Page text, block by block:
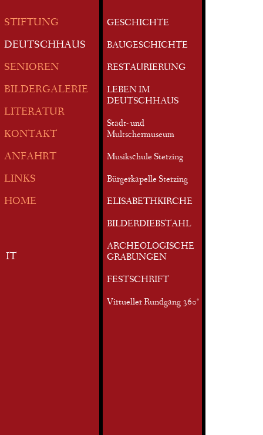
STIFTUNG
DEUTSCHHAUS
SENIOREN
BILDERGALERIE
LITERATUR
KONTAKT
ANFAHRT
LINKS
HOME
IT
GESCHICHTE
BAUGESCHICHTE
RESTAURIERUNG
LEBEN IM
DEUTSCHHAUS
Stadt- und
Multschermuseum
Musikschule Sterzing
Bürgerkapelle Sterzing
ELISABETHKIRCHE
BILDERDIEBSTAHL
ARCHEOLOGISCHE
GRABUNGEN
FESTSCHRIFT
Virtueller Rundgang 360°